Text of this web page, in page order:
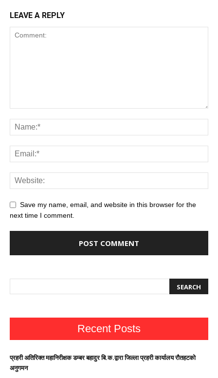
LEAVE A REPLY
Save my name, email, and website in this browser for the
next time I comment.
Recent Posts
प्रहरी अतिरिक्त महानिरीक्षक डम्बर बहादुर बि.क.द्वारा जिल्ला प्रहरी कार्यालय रौतहटको
अनुगमन